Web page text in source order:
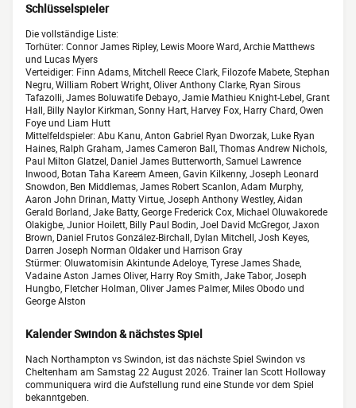
Schlüsselspieler
Die vollständige Liste:
Torhüter: Connor James Ripley, Lewis Moore Ward, Archie Matthews
und Lucas Myers
Verteidiger: Finn Adams, Mitchell Reece Clark, Filozofe Mabete, Stephan
Negru, William Robert Wright, Oliver Anthony Clarke, Ryan Sirous
Tafazolli, James Boluwatife Debayo, Jamie Mathieu Knight-Lebel, Grant
Hall, Billy Naylor Kirkman, Sonny Hart, Harvey Fox, Harry Chard, Owen
Foye und Liam Hutt
Mittelfeldspieler: Abu Kanu, Anton Gabriel Ryan Dworzak, Luke Ryan
Haines, Ralph Graham, James Cameron Ball, Thomas Andrew Nichols,
Paul Milton Glatzel, Daniel James Butterworth, Samuel Lawrence
Inwood, Botan Taha Kareem Ameen, Gavin Kilkenny, Joseph Leonard
Snowdon, Ben Middlemas, James Robert Scanlon, Adam Murphy,
Aaron John Drinan, Matty Virtue, Joseph Anthony Westley, Aidan
Gerald Borland, Jake Batty, George Frederick Cox, Michael Oluwakorede
Olakigbe, Junior Hoilett, Billy Paul Bodin, Joel David McGregor, Jaxon
Brown, Daniel Frutos González-Birchall, Dylan Mitchell, Josh Keyes,
Darren Joseph Norman Oldaker und Harrison Gray
Stürmer: Oluwatomisin Akintunde Adeloye, Tyrese James Shade,
Vadaine Aston James Oliver, Harry Roy Smith, Jake Tabor, Joseph
Hungbo, Fletcher Holman, Oliver James Palmer, Miles Obodo und
George Alston
Kalender Swindon & nächstes Spiel
Nach Northampton vs Swindon, ist das nächste Spiel Swindon vs
Cheltenham am Samstag 22 August 2026. Trainer Ian Scott Holloway
communiquera wird die Aufstellung rund eine Stunde vor dem Spiel
bekanntgeben.